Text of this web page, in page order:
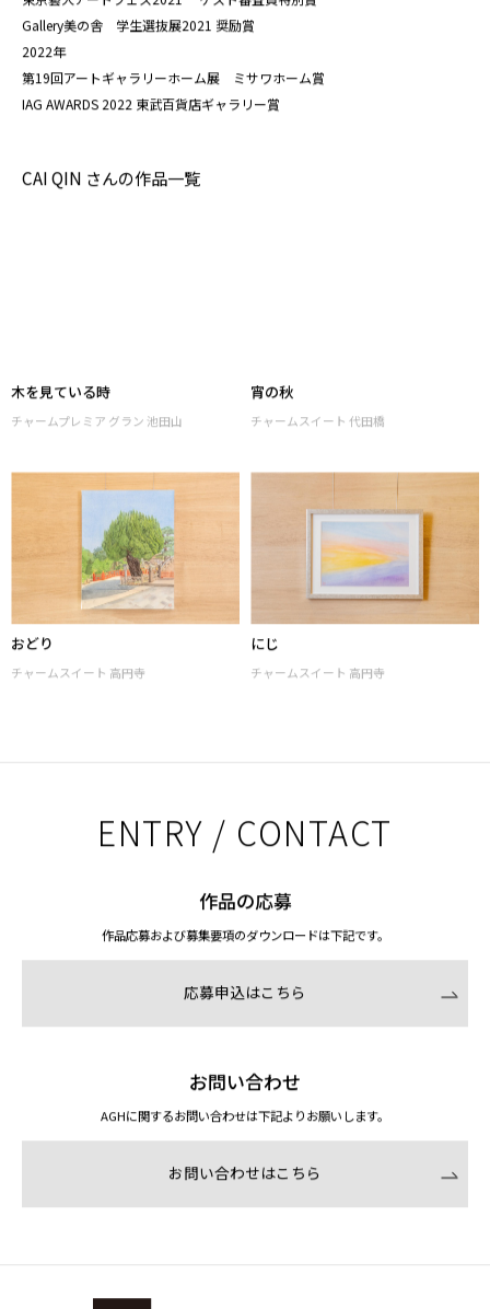
Gallery美の舎 学生選抜展2021 奨励賞
2022年
第19回アートギャラリーホーム展 ミサワホーム賞
IAG AWARDS 2022 東武百貨店ギャラリー賞
CAI QIN さんの作品一覧
木を見ている時
チャームプレミア グラン 池田山
宵の秋
チャームスイート 代田橋
おどり
チャームスイート 高円寺
にじ
チャームスイート 高円寺
ENTRY / CONTACT
作品の応募
作品応募および募集要項のダウンロードは下記です。
応募申込はこちら
お問い合わせ
AGHに関するお問い合わせは下記よりお願いします。
お問い合わせはこちら